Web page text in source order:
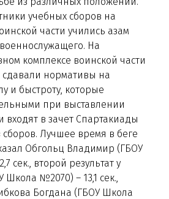
учебных сборов на
части учились азам
На
комплексе воинской части
сдавали нормативы на
и быстроту, которые
при выставлении
входят в зачет Спартакиады
сборов. Лучшее время в беге
Обгольц Владимир (ГБОУ
сек., второй результат у
Школа №2070) – 13,1 сек.,
Богдана (ГБОУ Школа